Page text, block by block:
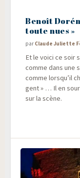
Benoît
toute nues »
par Claude Juliette
Et le voi­ci ce soir
comme dans une
comme lorsqu’il
gent » … Il en
sur la scène.